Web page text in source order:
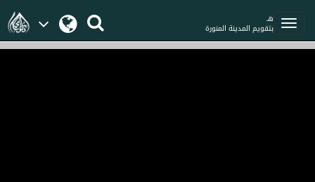
هـ
بتقويم المدينة المنورة